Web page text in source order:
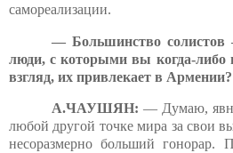
самореализации.
— Большинство
люди, с которыми вы когда-
взгляд, их привлекает в Армении?
А.ЧАУШЯН: — Думаю, явно
любой другой точке мира за свои
несоразмерно больший гонорар.